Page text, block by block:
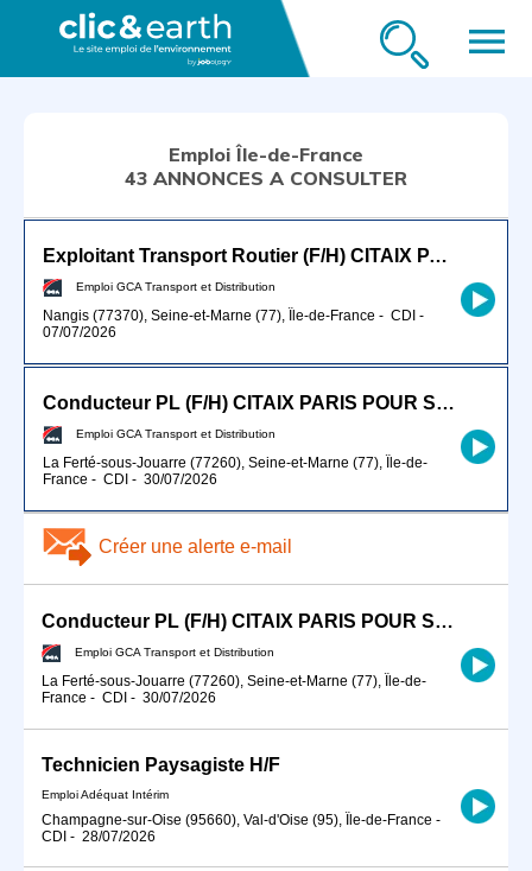
menu
Emploi Île-de-France
43 ANNONCES A CONSULTER
Exploitant Transport Routier (F/H) CITAIX PARIS
Emploi GCA Transport et Distribution
Nangis (77370), Seine-et-Marne (77), Île-de-France - CDI -
07/07/2026
Conducteur PL (F/H) CITAIX PARIS POUR SEPTEMBRE 2026
Emploi GCA Transport et Distribution
La Ferté-sous-Jouarre (77260), Seine-et-Marne (77), Île-de-
France - CDI - 30/07/2026
Créer une alerte e-mail
Conducteur PL (F/H) CITAIX PARIS POUR SEPTEMBRE 2026
Emploi GCA Transport et Distribution
La Ferté-sous-Jouarre (77260), Seine-et-Marne (77), Île-de-
France - CDI - 30/07/2026
Technicien Paysagiste H/F
Emploi Adéquat Intérim
Champagne-sur-Oise (95660), Val-d'Oise (95), Île-de-France -
CDI - 28/07/2026